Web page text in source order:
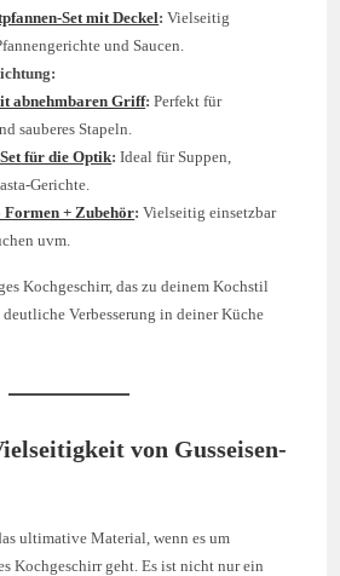
Set mit Deckel: Vielseitig
und Saucen.
abnehmbaren Griff:Perfekt für
sauberes Stapeln.
für die Optik: Ideal für Suppen,
Gerichte.
Formen + Zubehör: Vielseitig einsetzbar
uvm.
Kochgeschirr, das zu deinem Kochstil
Verbesserung in deiner Küche
von Gusseisen-
ultimative Material, wenn es um
Kochgeschirr geht. Es ist nicht nur ein